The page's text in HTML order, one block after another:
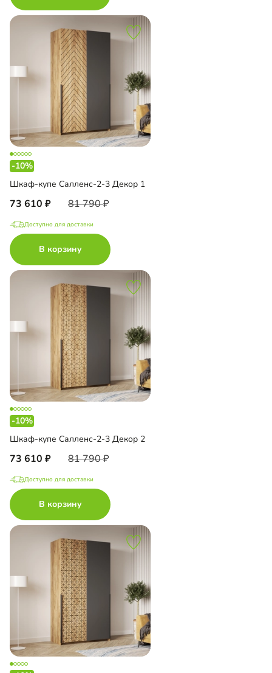
-10%
Шкаф-купе Салленс-2-3 Декор 1
73 610 81 790
Доступно для доставки
В корзину
-10%
Шкаф-купе Салленс-2-3 Декор 2
73 610 81 790
Доступно для доставки
В корзину